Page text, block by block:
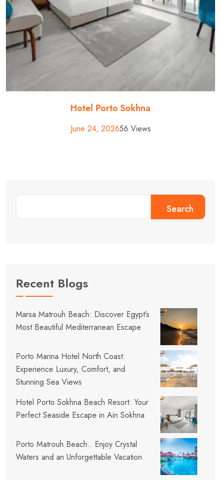
Hotel Porto Sokhna
June 24, 202656 Views
Search
Recent Blogs
Marsa Matrouh Beach: Discover Egypt’s
Most Beautiful Mediterranean Escape
Porto Marina Hotel North Coast:
Experience Luxury, Comfort, and
Stunning Sea Views
Hotel Porto Sokhna Beach Resort: Your
Perfect Seaside Escape in Ain Sokhna
Porto Matrouh Beach.. Enjoy Crystal
Waters and an Unforgettable Vacation